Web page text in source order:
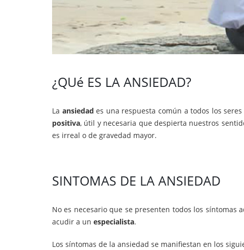
¿QUé ES LA ANSIEDAD?
La ansiedad es una respuesta común a todos los
positiva, útil y necesaria que despierta nuestros
es irreal o de gravedad mayor.
SINTOMAS DE LA ANSIEDAD
No es necesario que se presenten todos los
acudir a un especialista.
Los síntomas de la ansiedad se manifiestan en los